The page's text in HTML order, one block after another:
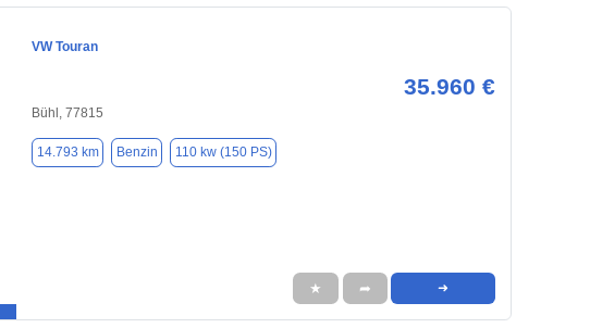
VW Touran
35.960 €
Bühl, 77815
14.793 km Benzin 110 kw (150 PS)
★ ➦ ➜